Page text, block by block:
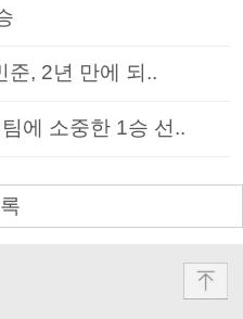
준, 2년 만에 되..
에 소중한 1승 선..